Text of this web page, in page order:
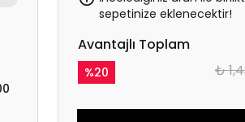
sepetinize eklenecektir!
Avantajlı Toplam
%20 ₺